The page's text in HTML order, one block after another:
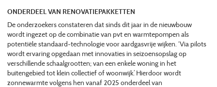
ONDERDEEL VAN RENOVATIEPAKKETTEN
De onderzoekers constateren dat sinds dit jaar in de nieuwbouw
wordt ingezet op de combinatie van pvt en warmtepompen als
potentiële standaard-technologie voor aardgasvrije wijken. ‘Via pilots
wordt ervaring opgedaan met innovaties in seizoensopslag op
verschillende schaalgrootten; van een enkele woning in het
buitengebied tot klein collectief of woonwijk.’ Hierdoor wordt
zonnewarmte volgens hen vanaf 2025 onderdeel van